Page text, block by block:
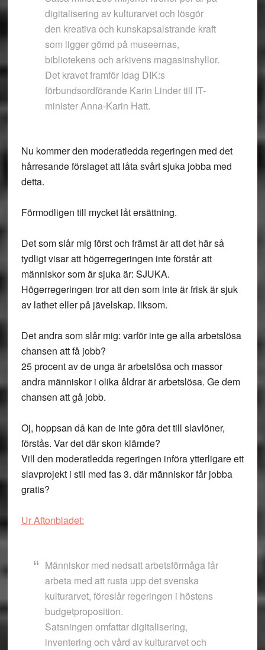
digitalisering av kulturarvet och lösgör
den kreativa och kunskapsalstrande kraft
som ligger gömd på museernas,
bibliotekens och arkivens magasinshyllor.
Det kravet framför idag DIK:s
förbundsordförande Karin Linder till IT-
minister Anna-Karin Hatt.
Nu kommer den moderatledda regeringen med det
hårresande förslaget att låta svårt sjuka jobba med
detta.
Förmodligen till mycket låt ersättning.
Det som slår mig först och främst är att det här så
tydligt visar att högerregeringen inte förstår att
människor som är sjuka är: SJUKA.
Högerregeringen tror att den som inte är frisk är sjuk
av lathet eller på jävelskap. liksom.
Det andra som slår mig: varför inte ge alla arbetslösa
chansen att få jobb?
25 procent av de unga är arbetslösa och massor
andra människor i olika åldrar är arbetslösa. Ge dem
chansen att gå jobb.
Oj, hoppsan då kan de inte göra det till slavlöner,
förstås. Var det där skon klämde?
Vill den moderatledda regeringen införa ytterligare ett
slavprojekt i stil med fas 3. där människor får jobba
gratis?
Ur Aftonbladet:
Människor med nedsatt arbetsförmåga får
arbeta med att rusta upp det svenska
kulturarvet, föreslår regeringen i höstens
budgetproposition.
Satsningen omfattar digitalisering,
inventering och vård av kulturarvet och